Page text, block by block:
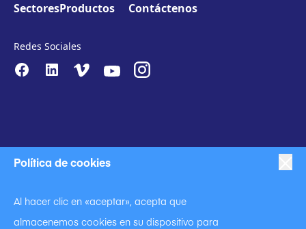
Política de cookies
Al hacer clic en «aceptar», acepta que
almacenemos cookies en su dispositivo para
SectoresProductos Contáctenos
Redes Sociales
|
Declaración contra la esclavitud y la trata de seres humanos